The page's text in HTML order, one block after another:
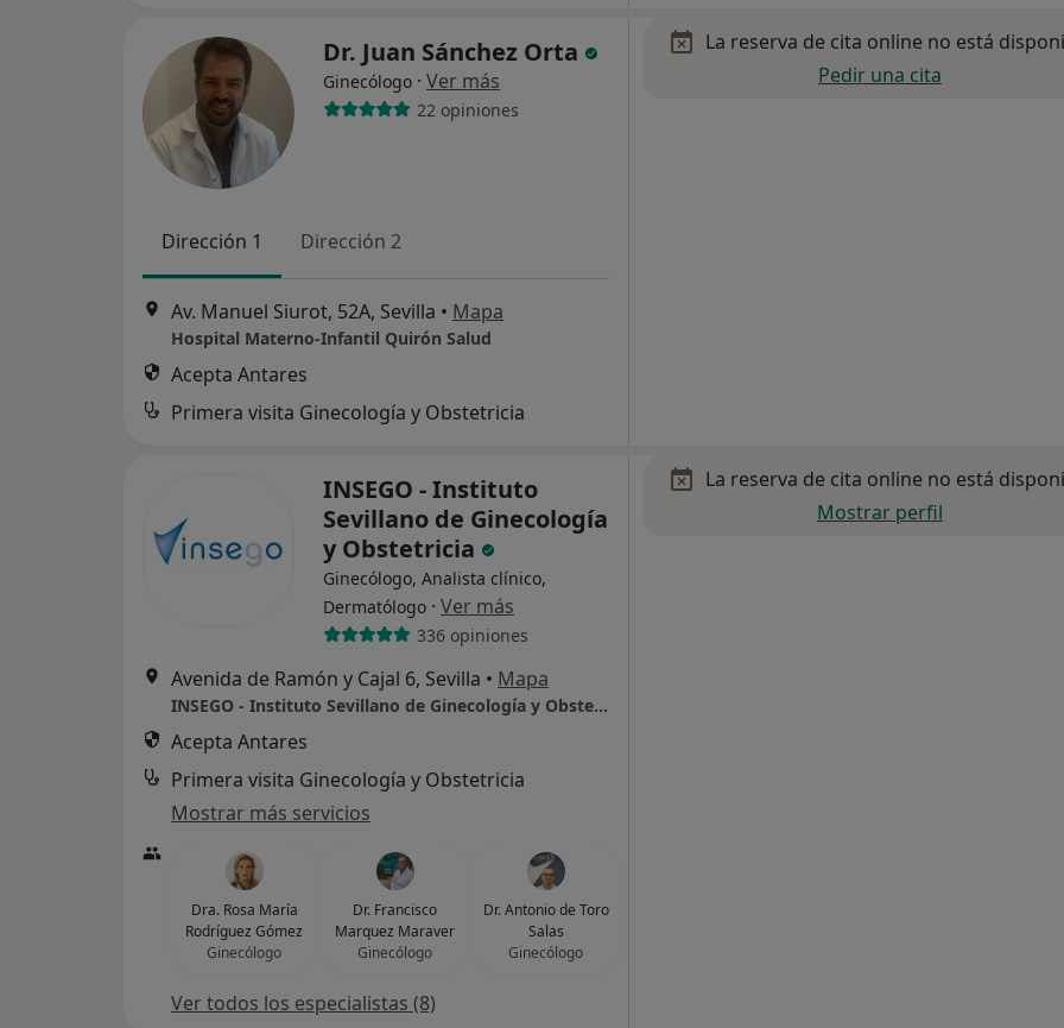
Dr. Juan Sánchez Orta
Ginecólogo · Ver más
22 opiniones
Dirección 1 Dirección 2
Av. Manuel Siurot, 52A, Sevilla • Mapa
Hospital Materno-Infantil Quirón Salud
Acepta Antares
Primera visita Ginecología y Obstetricia
La reserva de cita online no está
Pedir una cita
INSEGO - Instituto
Sevillano de Ginecología
y Obstetricia
Ginecólogo, Analista clínico,
Dermatólogo · Ver más
336 opiniones
Avenida de Ramón y Cajal 6, Sevilla • Mapa
INSEGO - Instituto Sevillano de Ginecología y Obstetricia
Acepta Antares
Primera visita Ginecología y Obstetricia
Mostrar más servicios
Dra. Rosa María
Rodríguez Gómez
Ginecólogo
Dr. Francisco
Marquez Maraver
Ginecólogo
Dr. Antonio de Toro
Salas
Ginecólogo
Ver todos los especialistas (8)
La reserva de cita online no está
Mostrar perfil